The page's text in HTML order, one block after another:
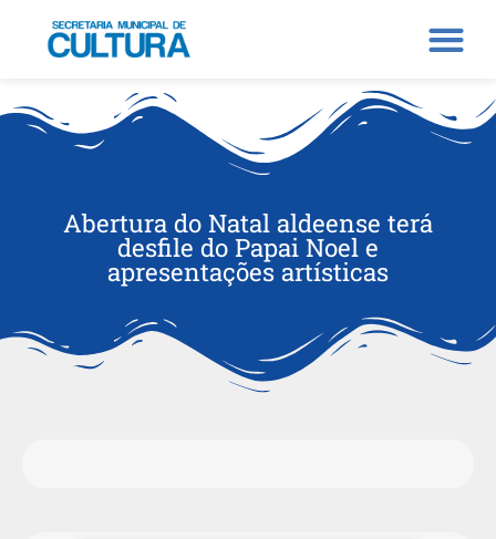
Abertura do Natal aldeense terá
desfile do Papai Noel e
apresentações artísticas